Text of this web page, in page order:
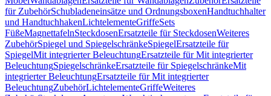
für ZubehörSchubladeneinsätze und OrdnungsboxenHandtuchhalter
und HandtuchhakenLichtelementeGriffeSets
FüßeMagnettafelnSteckdosenErsatzteile für SteckdosenWeiteres
ZubehörSpiegel und SpiegelschränkeSpiegelErsatzteile für
SpiegelMit integrierter BeleuchtungErsatzteile für Mit integrierter
BeleuchtungSpiegelschränkeErsatzteile für SpiegelschränkeMit
integrierter BeleuchtungErsatzteile für Mit integrierter
BeleuchtungZubehörLichtelementeGriffeWeiteres